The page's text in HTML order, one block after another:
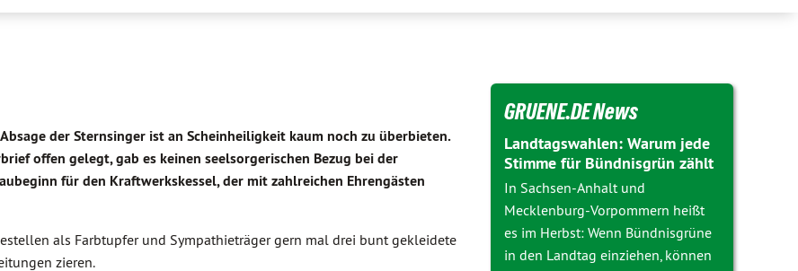
der Sternsinger ist an Scheinheiligkeit kaum noch zu überbieten.
offen gelegt, gab es keinen seelsorgerischen Bezug bei der
für den Kraftwerkskessel, der mit zahlreichen Ehrengästen
als Farbtupfer und Sympathieträger gern mal drei bunt gekleidete
zieren.
GRUENE.DE News
Landtagswahlen: Warum jede
Stimme für Bündnisgrün zählt
In Sachsen-Anhalt und
Mecklenburg-Vorpommern heißt
es im Herbst: Wenn Bündnisgrüne
in den Landtag einziehen, können